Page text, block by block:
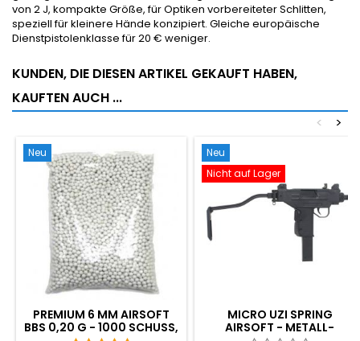
von 2 J, kompakte Größe, für Optiken vorbereiteter Schlitten,
speziell für kleinere Hände konzipiert. Gleiche europäische
Dienstpistolenklasse für 20 € weniger.
KUNDEN, DIE DIESEN ARTIKEL GEKAUFT HABEN,
KAUFTEN AUCH ...
>
<
Neu
PREMIUM 6 MM AIRSOFT
BBS 0,20 G - 1000 SCHUSS,
Neu
Nicht auf Lager
MICRO UZI SPRING
AIRSOFT - METALL-